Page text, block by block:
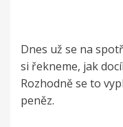
Dnes už se na
si řekneme, jak
Rozhodně se to
peněz.